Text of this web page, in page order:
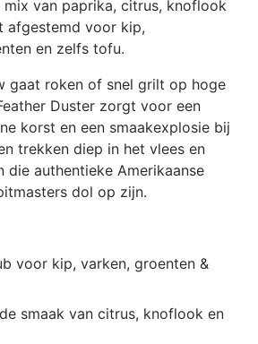
mix van paprika, citrus, knoflook
afgestemd voor kip,
en zelfs tofu.
gaat roken of snel grilt op hoge
Duster zorgt voor een
korst en een smaakexplosie bij
trekken diep in het vlees en
die authentieke Amerikaanse
dol op zijn.
voor kip, varken, groenten &
smaak van citrus, knoflook en